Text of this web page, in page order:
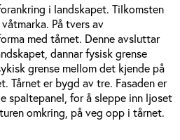
i landskapet. Tilkomsten
På tvers av
med tårnet. Denne avsluttar
dannar fysisk grense
grense mellom det kjende på
Tårnet er bygd av tre. Fasaden er
spaltepanel, for å sleppe inn ljoset
omkring, på veg opp i tårnet.